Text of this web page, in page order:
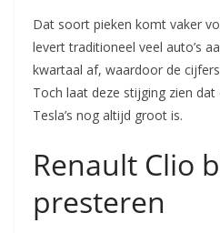
Dat soort pieken komt vaker
levert traditioneel veel auto’s
kwartaal af, waardoor de
Toch laat deze stijging zien
Tesla’s nog altijd groot is.
Renault Clio
presteren